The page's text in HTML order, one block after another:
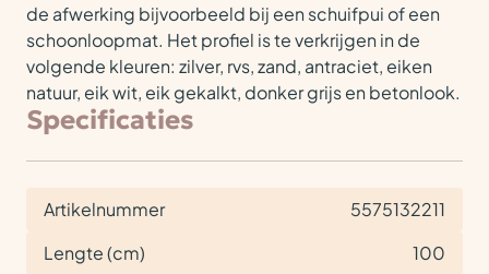
de afwerking bijvoorbeeld bij een schuifpui of een
schoonloopmat. Het profiel is te verkrijgen in de
volgende kleuren: zilver, rvs, zand, antraciet, eiken
natuur, eik wit, eik gekalkt, donker grijs en betonlook.
Specificaties
Artikelnummer
5575132211
Lengte (cm)
100